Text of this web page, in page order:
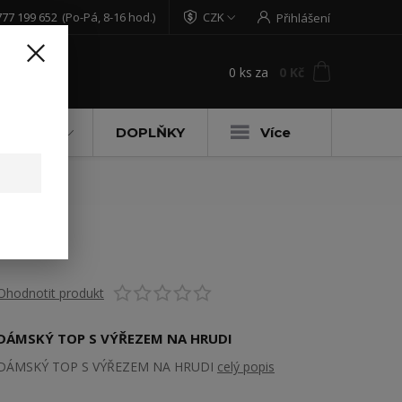
CZK Přihlášení
199 652 (Po-Pá, 8-16 hod.)
0 ks za 0 Kč
DOPLŇKY Více
produkt
TOP S VÝŘEZEM NA HRUDI
TOP S VÝŘEZEM NA HRUDI celý popis